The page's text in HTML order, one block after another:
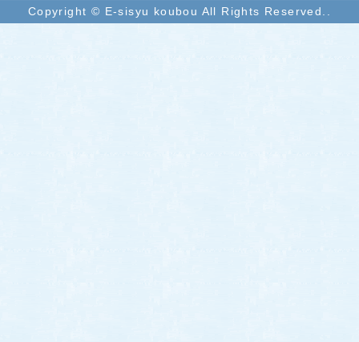
Copyright © E-sisyu koubou All Rights Reserved..